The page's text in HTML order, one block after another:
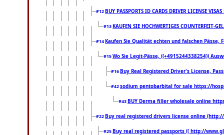
#12BUY PASSPORTS ID CARDS DRIVER LICENSE
#13KAUFEN SIE HOCHWERTIGES COUNTERFEIT-
#14Kaufen Sie Qualität echten und falschen Pässe,
#15Wo Sie Legit-Pässe, ((+4915244338254))
#16Buy Real Registered Driver's License,
#42sodium pentobarbital for sale https://
#43BUY Derma filler wholesale online
#22Buy real registered drivers license online
#25Buy real registered passports (( http://